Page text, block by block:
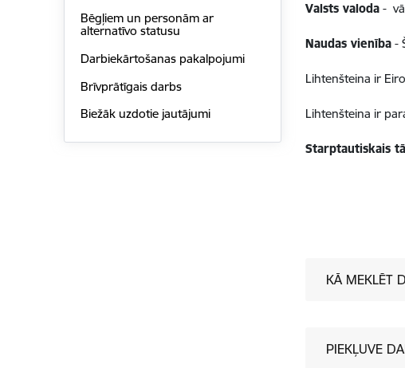
Bēgļiem un personām ar
alternatīvo statusu
Darbiekārtošanas pakalpojumi
Brīvprātīgais darbs
Biežāk uzdotie jautājumi
Valsts valoda -
Naudas vienība -
Lihtenšteina ir
Lihtenšteina ir
Starptautiskais
KĀ MEKLĒT
PIEKĻUVE